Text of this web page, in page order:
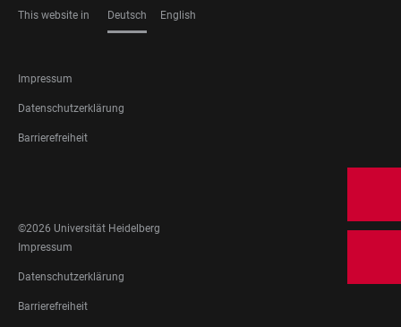
This website in Deutsch English
FOOTER
LEGAL
Impressum
Datenschutzerklärung
Barrierefreiheit
MEDIA
©2026 Universität Heidelberg
FOOTER
LEGAL
Impressum
Datenschutzerklärung
Barrierefreiheit